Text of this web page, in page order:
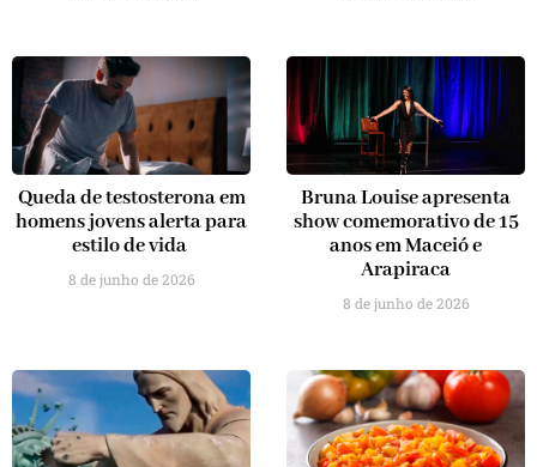
Queda de testosterona em
homens jovens alerta para
estilo de vida
8 de junho de 2026
Bruna Louise apresenta
show comemorativo de 15
anos em Maceió e
Arapiraca
8 de junho de 2026